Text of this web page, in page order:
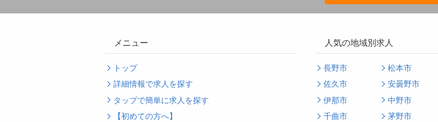
メニュー
トップ
詳細情報で求人を探す
タップで簡単に求人を探す
【初めての方へ】
人気の地域別求人
長野市 松本市
佐久市
安曇野市
伊那市
中野市
千曲市
茅野市